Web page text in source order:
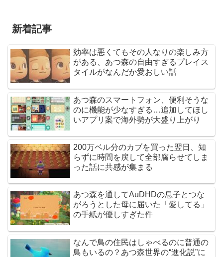
新着記事
効率は悪くてもその人なりの楽しみ方
がある、あつ森の自由すぎるプレイス
タイルがなんだか愛おしい話
あつ森のスマートフォン、便利そうな
のに機能が少なすぎる…追加してほし
いアプリ案で海外勢が大盛り上がり
200万ベル分のカブを買った翌日、知
らずに時間を戻して全部腐らせてしま
った話に共感が集まる
あつ森を通してAuDHDの息子とつな
がろうとした母に届いた「愛してる」
の手紙が優しすぎた件
なんで鳥の住民はしゃべるのに普通の
鳥もいるの？あつ森世界の“進化説”に